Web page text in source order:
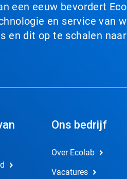
een eeuw bevordert
en service van
dit op te schalen
Ons bedrijf
Over Ecolab
Vacatures